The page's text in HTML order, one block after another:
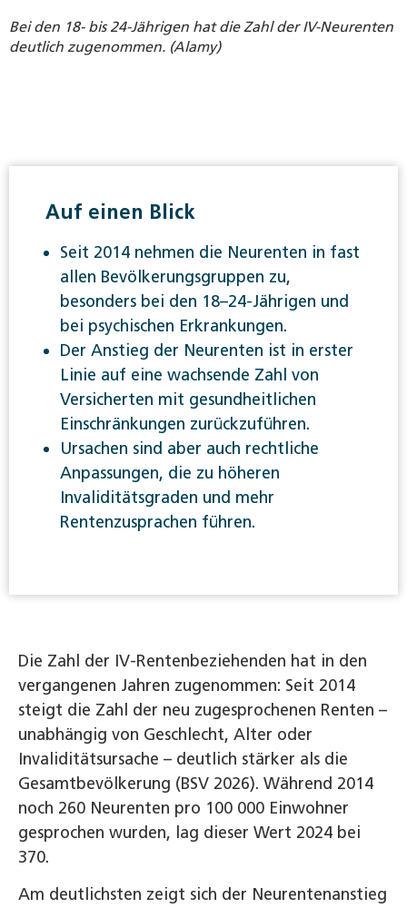
Bei den 18- bis 24-Jährigen hat die Zahl der IV-Neurenten
deutlich zugenommen. (Alamy)
Auf einen Blick
Seit 2014 nehmen die Neurenten in fast
allen Bevölkerungsgruppen zu,
besonders bei den 18–24-Jährigen und
bei psychischen Erkrankungen.
Der Anstieg der Neurenten ist in erster
Linie auf eine wachsende Zahl von
Versicherten mit gesundheitlichen
Einschränkungen zurückzuführen.
Ursachen sind aber auch rechtliche
Anpassungen, die zu höheren
Invaliditätsgraden und mehr
Rentenzusprachen führen.
Die Zahl der IV‑Rentenbeziehenden hat in den
vergangenen Jahren zugenommen: Seit 2014
steigt die Zahl der neu zugesprochenen Renten –
unabhängig von Geschlecht, Alter oder
Invaliditätsursache – deutlich stärker als die
Gesamtbevölkerung (BSV 2026). Während 2014
noch 260 Neurenten pro 100 000 Einwohner
gesprochen wurden, lag dieser Wert 2024 bei
370.
Am deutlichsten zeigt sich der Neurentenanstieg